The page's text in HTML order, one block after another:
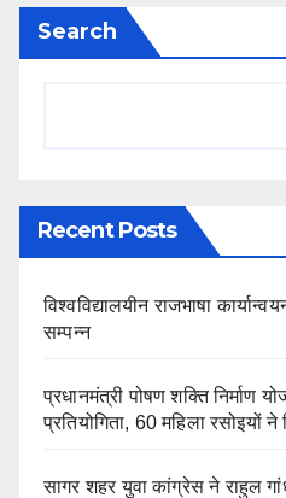
Search
Recent Posts
विश्वविद्यालयीन राजभाषा
सम्पन्न
प्रधानमंत्री पोषण शक्ति निर्माण
प्रतियोगिता, 60 महिला रसोइयों ने
सागर शहर युवा कांग्रेस ने राहुल